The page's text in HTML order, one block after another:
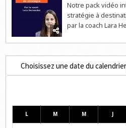
Notre pack vidéo
stratégie à
par la coach Lara
Choisissez une date du
L M M J